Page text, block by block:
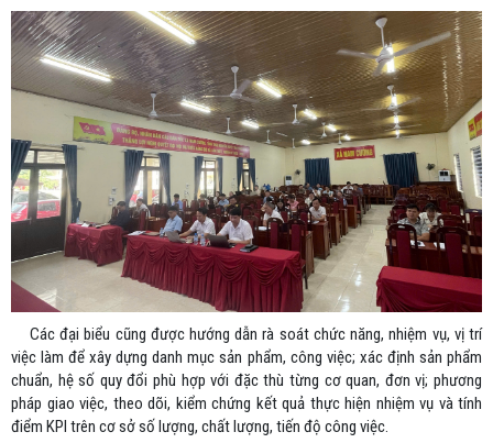
Các đại biểu cũng được hướng dẫn rà soát chức năng, nhiệm vụ, vị trí
việc làm để xây dựng danh mục sản phẩm, công việc; xác định sản phẩm
chuẩn, hệ số quy đổi phù hợp với đặc thù từng cơ quan, đơn vị; phương
pháp giao việc, theo dõi, kiểm chứng kết quả thực hiện nhiệm vụ và tính
điểm KPI trên cơ sở số lượng, chất lượng, tiến độ công việc.